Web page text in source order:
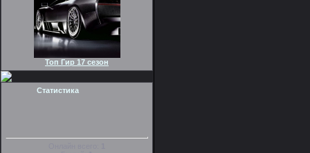
Топ Гир 17 сезон
Статистика